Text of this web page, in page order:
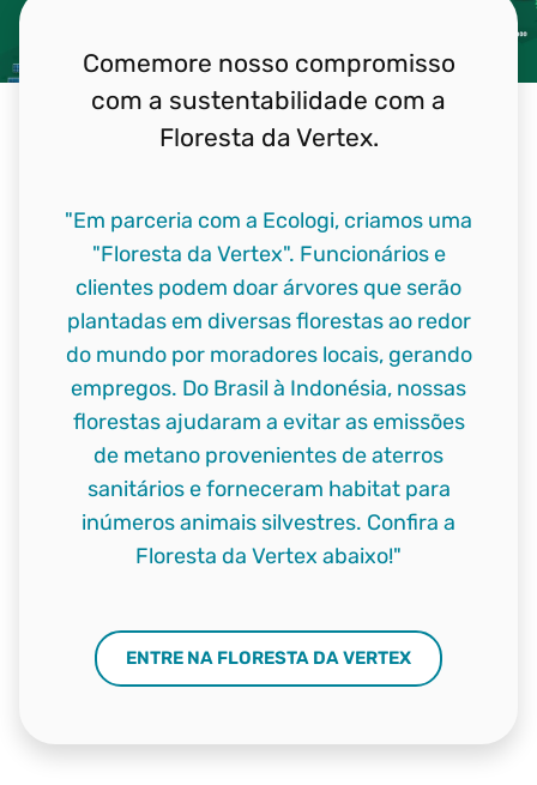
Comemore nosso compromisso
com a sustentabilidade com a
Floresta da Vertex.
"Em parceria com a Ecologi, criamos uma
"Floresta da Vertex". Funcionários e
clientes podem doar árvores que serão
plantadas em diversas florestas ao redor
do mundo por moradores locais, gerando
empregos. Do Brasil à Indonésia, nossas
florestas ajudaram a evitar as emissões
de metano provenientes de aterros
sanitários e forneceram habitat para
inúmeros animais silvestres. Confira a
Floresta da Vertex abaixo!"
ENTRE NA FLORESTA DA VERTEX